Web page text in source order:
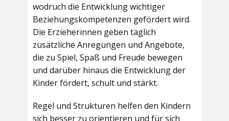
wodruch die Entwicklung wichtiger
Beziehungskompetenzen gefördert wird.
Die Erzieherinnen geben täglich
zusätzliche Anregungen und Angebote,
die zu Spiel, Spaß und Freude bewegen
und darüber hinaus die Entwicklung der
Kinder fördert, schult und stärkt.
Regel und Strukturen helfen den Kindern
sich besser zu orientieren und für sich